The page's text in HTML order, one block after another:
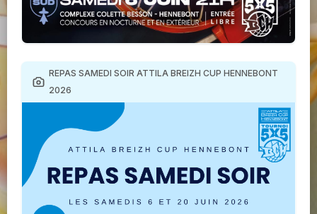
REPAS SAMEDI SOIR ATTILA BREIZH CUP HENNEBONT
2026